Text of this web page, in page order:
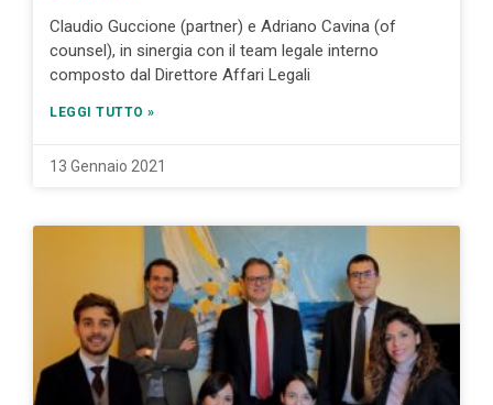
Claudio Guccione (partner) e Adriano Cavina (of
counsel), in sinergia con il team legale interno
composto dal Direttore Affari Legali
LEGGI TUTTO »
13 Gennaio 2021